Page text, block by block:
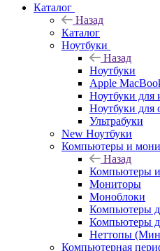
Каталог
Назад
Каталог
Ноутбуки
Назад
Ноутбуки
Apple
Ноутбуки для
Ноутбуки для
Ультрабуки
New Ноутбуки
Компьютеры и
Назад
Компьютеры
Мониторы
Моноблоки
Компьютеры
Компьютеры
Неттопы
Компьютерная